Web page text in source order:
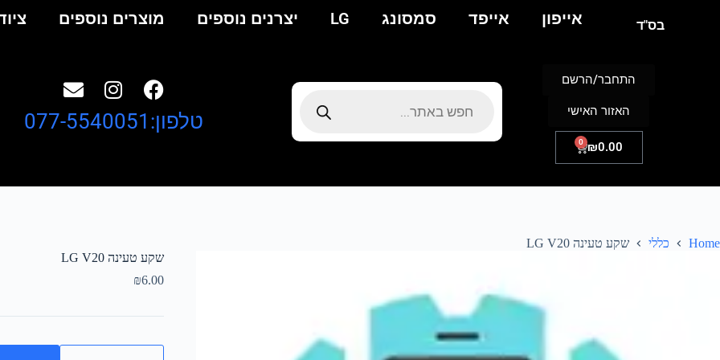
אייפון אייפד סמסונג LG יצרנים נוספים מוצרים נוספים בס"ד
₪0.00
0
התחבר/הרשם
האזור האישי טלפון:077-5540051
Home כללי
שקע טעינה LG V20
שקע טעינה LG V20
₪6.00